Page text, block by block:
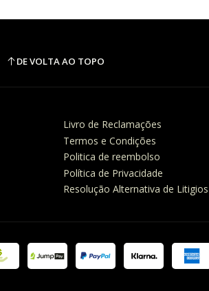
DE VOLTA AO TOPO
Livro de Reclamações
Termos e Condições
Politica de reembolso
Política de Privacidade
Resolução Alternativa de Litigios